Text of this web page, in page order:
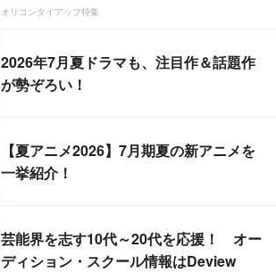
オリコンタイアップ特集
2026年7月夏ドラマも、注目作＆話題作
が勢ぞろい！
【夏アニメ2026】7月期夏の新アニメを
一挙紹介！
芸能界を志す10代～20代を応援！ オー
ディション・スクール情報はDeview